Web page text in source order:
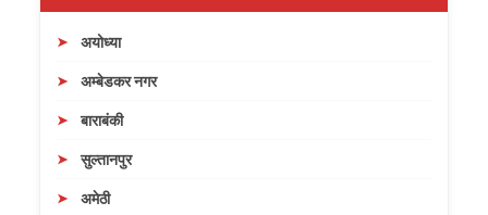
अयोध्या
अम्बेडकर नगर
बाराबंकी
सुल्तानपुर
अमेठी